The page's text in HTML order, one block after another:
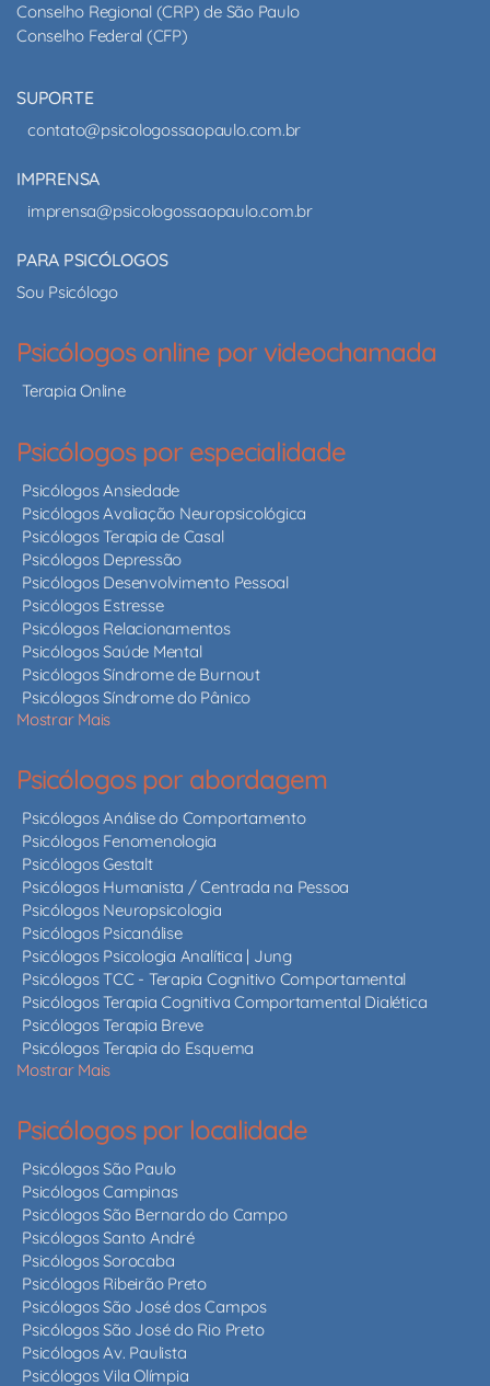
Conselho Regional (CRP) de São Paulo
Conselho Federal (CFP)
SUPORTE
contato@psicologossaopaulo.com.br
IMPRENSA
imprensa@psicologossaopaulo.com.br
PARA PSICÓLOGOS
Sou Psicólogo
Psicólogos online por videochamada
Terapia Online
Psicólogos por especialidade
Psicólogos Ansiedade
Psicólogos Avaliação Neuropsicológica
Psicólogos Terapia de Casal
Psicólogos Depressão
Psicólogos Desenvolvimento Pessoal
Psicólogos Estresse
Psicólogos Relacionamentos
Psicólogos Saúde Mental
Psicólogos Síndrome de Burnout
Psicólogos Síndrome do Pânico
Mostrar Mais
Psicólogos por abordagem
Psicólogos Análise do Comportamento
Psicólogos Fenomenologia
Psicólogos Gestalt
Psicólogos Humanista / Centrada na Pessoa
Psicólogos Neuropsicologia
Psicólogos Psicanálise
Psicólogos Psicologia Analítica | Jung
Psicólogos TCC - Terapia Cognitivo Comportamental
Psicólogos Terapia Cognitiva Comportamental Dialética
Psicólogos Terapia Breve
Psicólogos Terapia do Esquema
Mostrar Mais
Psicólogos por localidade
Psicólogos São Paulo
Psicólogos Campinas
Psicólogos São Bernardo do Campo
Psicólogos Santo André
Psicólogos Sorocaba
Psicólogos Ribeirão Preto
Psicólogos São José dos Campos
Psicólogos São José do Rio Preto
Psicólogos Av. Paulista
Psicólogos Vila Olímpia